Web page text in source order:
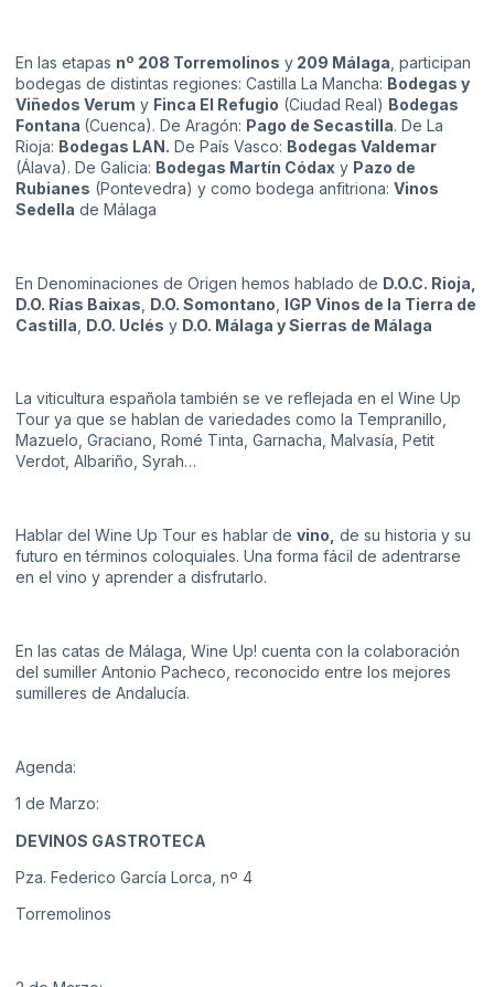
En las etapas nº 208 Torremolinos y 209 Málaga , participan
bodegas de distintas regiones: Castilla La Mancha: Bodegas y
Viñedos Verum y Finca El Refugio (Ciudad Real) Bodegas
Fontana (Cuenca). De Aragón: Pago de Secastilla. De La
Rioja: Bodegas LAN. De País Vasco: Bodegas Valdemar
(Álava). De Galicia: Bodegas Martín Códax y Pazo de
Rubianes (Pontevedra) y como bodega anfitriona: Vinos
Sedella de Málaga
En Denominaciones de Origen hemos hablado de D.O.C. Rioja,
D.O. Rías Baixas D.O. Somontano IGP Vinos de la Tierra de
Castilla D.O. Uclés y D.O. Málaga y Sierras de Málaga
La viticultura española también se ve reflejada en el Wine Up
Tour ya que se hablan de variedades como la Tempranillo,
Mazuelo, Graciano, Romé Tinta, Garnacha, Malvasía, Petit
Verdot, Albariño, Syrah…
Hablar del Wine Up Tour es hablar de vino, de su historia y su
futuro en términos coloquiales. Una forma fácil de adentrarse
en el vino y aprender a disfrutarlo.
En las catas de Málaga, Wine Up! cuenta con la colaboración
del sumiller Antonio Pacheco, reconocido entre los mejores
sumilleres de Andalucía.
Agenda:
1 de Marzo:
DEVINOS GASTROTECA
Pza. Federico García Lorca, nº 4
Torremolinos